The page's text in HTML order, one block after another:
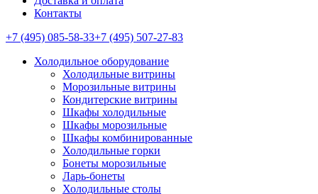
Контакты
+7 (495) 085-58-33+7 (495) 507-27-83
Холодильное оборудование
Холодильные витрины
Морозильные витрины
Кондитерские витрины
Шкафы холодильные
Шкафы морозильные
Шкафы комбинированные
Холодильные горки
Бонеты морозильные
Ларь-бонеты
Холодильные столы